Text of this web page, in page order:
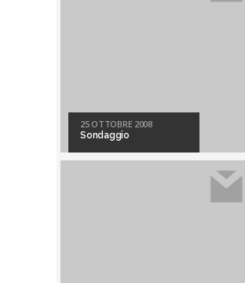
25 OTTOBRE 2008
Sondaggio